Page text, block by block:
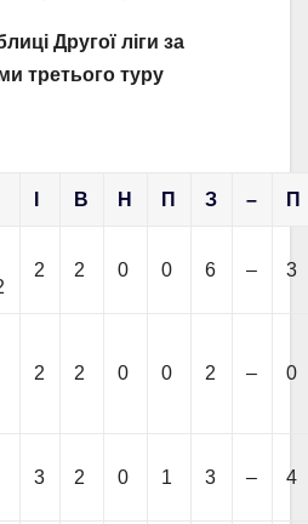
Другої ліги за
третього туру
В Н П З – П
2 2 0 0 6 – 3
2 2 0 0 2 – 0
3 2 0 1 3 – 4